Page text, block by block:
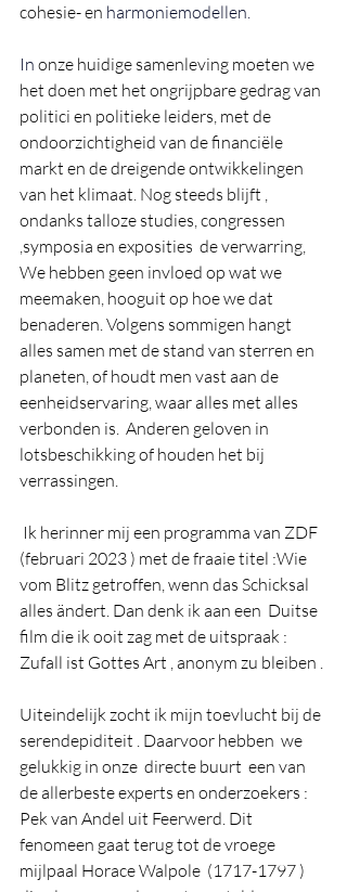
cohesie- en harmoniemodellen.
In onze huidige samenleving moeten we
het doen met het ongrijpbare gedrag van
politici en politieke leiders, met de
ondoorzichtigheid van de financiële
markt en de dreigende ontwikkelingen
van het klimaat. Nog steeds blijft ,
ondanks talloze studies, congressen
,symposia en exposities  de verwarring,
We hebben geen invloed op wat we
meemaken, hooguit op hoe we dat
benaderen. Volgens sommigen hangt
alles samen met de stand van sterren en
planeten, of houdt men vast aan de
eenheidservaring, waar alles met alles
verbonden is.  Anderen geloven in
lotsbeschikking of houden het bij
verrassingen.
(februari 2023 ) met de fraaie titel :Wie
vom Blitz getroffen, wenn das Schicksal
alles ändert. Dan denk ik aan een  Duitse
film die ik ooit zag met de uitspraak :
Zufall ist Gottes Art , anonym zu bleiben .
Uiteindelijk zocht ik mijn toevlucht bij de
serendepiditeit . Daarvoor hebben  we
gelukkig in onze  directe buurt  een van
de allerbeste experts en onderzoekers :
Pek van Andel uit Feerwerd. Dit
fenomeen gaat terug tot de vroege
mijlpaal Horace Walpole  (1717-1797 )